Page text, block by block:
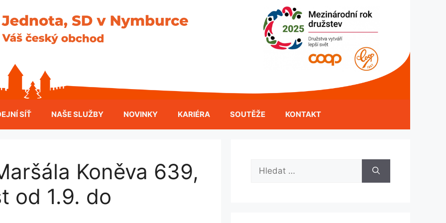
SÍŤ NAŠE SLUŽBY NOVINKY KARIÉRA SOUTĚŽE KONTAKT
Koněva 639,
od 1.9. do
Hledat: